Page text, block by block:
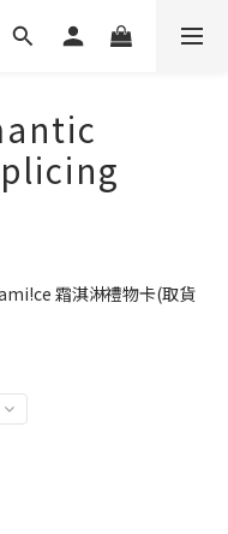
霜淇淋禮物卡(取貨